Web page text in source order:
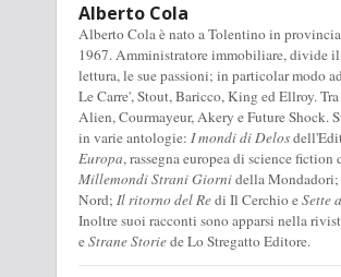
Alberto Cola
Alberto Cola è nato a Tolentino in
1967. Amministratore immobiliare, divide il
lettura, le sue passioni; in particolar modo
Le Carre', Stout, Baricco, King ed Ellroy.
Alien, Courmayeur, Akery e Future Shock.
in varie antologie: I mondi di Delos
Europa, rassegna europea di science fiction
Millemondi Strani Giornidella Mondadori;
Nord; Il ritorno del Redi Il Cerchio eSette
Inoltre suoi racconti sono apparsi nella
eStrane Storiede Lo Stregatto Editore.